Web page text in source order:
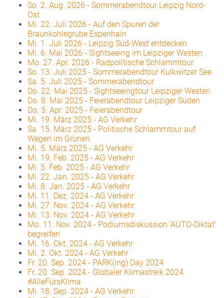
So. 2. Aug. 2026 - Sommerabendtour Leipzig Nord-
Ost
Mi. 22. Juli 2026 - Auf den Spuren der
Braunkohlegrube Espenhain
Mi. 1. Juli 2026 - Leipzig Süd-West entdecken
Mi. 6. Mai 2026 - Sightseeing im Leipziger Westen
Mo. 27. Apr. 2026 - Radpolitische Schlammtour
So. 13. Juli 2025 - Sommerabendtour Kulkwitzer See
Sa. 5. Juli 2025 - Sommerabendtour
Do. 22. Mai 2025 - Sightseeingtour Leipziger Westen
Do. 8. Mai 2025 - Feierabendtour Leipziger Süden
Do. 3. Apr. 2025 - Feierabendtour
Mi. 19. März 2025 - AG Verkehr
Sa. 15. März 2025 - Politische Schlammtour auf
Wegen im Grünen
Mi. 5. März 2025 - AG Verkehr
Mi. 19. Feb. 2025 - AG Verkehr
Mi. 5. Feb. 2025 - AG Verkehr
Mi. 22. Jan. 2025 - AG Verkehr
Mi. 8. Jan. 2025 - AG Verkehr
Mi. 11. Dez. 2024 - AG Verkehr
Mi. 27. Nov. 2024 - AG Verkehr
Mi. 13. Nov. 2024 - AG Verkehr
Mo. 11. Nov. 2024 - Podiumsdiskussion ’AUTO-Diktat’
begreifen
Mi. 16. Okt. 2024 - AG Verkehr
Mi. 2. Okt. 2024 - AG Verkehr
Fr. 20. Sep. 2024 - PARK(ing) Day 2024
Fr. 20. Sep. 2024 - Globaler Klimastreik 2024
#AlleFürsKlima
Mi. 18. Sep. 2024 - AG Verkehr